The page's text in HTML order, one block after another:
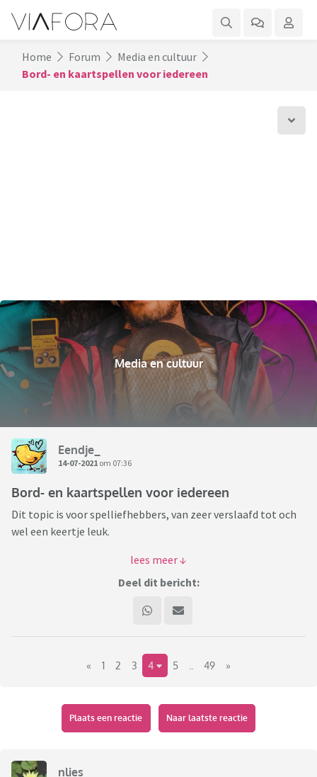
Home Forum
Media en cultuur
Bord- en kaartspellen voor iedereen
Media en cultuur
Eendje_
14-07-2021 om 07:36
Bord- en kaartspellen voor iedereen
Dit topic is voor spelliefhebbers, van zeer verslaafd tot och
wel een keertje leuk.
Van "wow, kennen jullie dat nieuwe spel al" tot "ik stond in
de winkel en ik wist niet wat ik moest kiezen want ik wist
Van aankondigingen tot beurzen of vragen daarover of wat
dat wil niet zeggen dat je de liefhebber van dat spel niks
vindt. Hier gaan we vrolijk verder, met spellen de hemel in
prijzen, dan wel ons afvragen waarom iemand heeft bedacht
hoeven het zelfs niet eens te zijn.
Deel dit bericht:
« 1 2 3 4 5 49 »
Plaats een reactie Naar laatste reactie
nlies